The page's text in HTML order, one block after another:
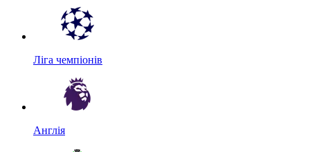
Ліга чемпіонів
Англія